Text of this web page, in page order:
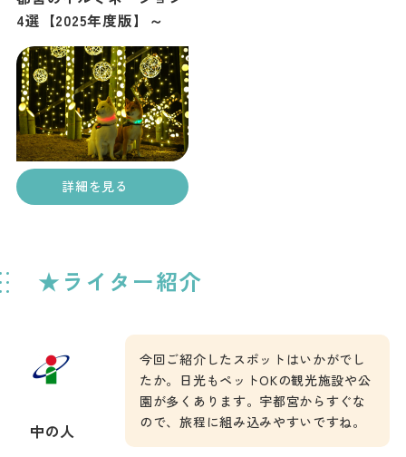
4選【2025年度版】～
詳細を見る
★ライター紹介
中の人
今回ご紹介したスポットはいかがでし
たか。日光もペットOKの観光施設や公
園が多くあります。宇都宮からすぐな
ので、旅程に組み込みやすいですね。